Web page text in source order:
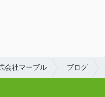
会社マーブル ブログ